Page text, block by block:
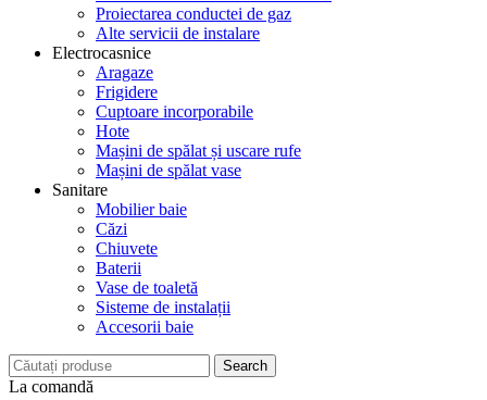
Proiectarea conductei de gaz
Alte servicii de instalare
Electrocasnice
Aragaze
Frigidere
Cuptoare incorporabile
Hote
Mașini de spălat și uscare rufe
Mașini de spălat vase
Sanitare
Mobilier baie
Căzi
Chiuvete
Baterii
Vase de toaletă
Sisteme de instalații
Accesorii baie
Search
La comandă